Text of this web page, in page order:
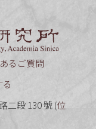
るご質問
二段 130 號 (位